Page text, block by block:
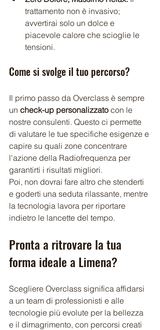
trattamento non è invasivo;
avvertirai solo un dolce e
piacevole calore che scioglie le
tensioni.
Come si svolge il tuo percorso?
Il primo passo da Overclass è sempre
un check-up personalizzato con le
nostre consulenti. Questo ci permette
di valutare le tue specifiche esigenze e
capire su quali zone concentrare
l'azione della Radiofrequenza per
garantirti i risultati migliori.
Poi, non dovrai fare altro che stenderti
e goderti una seduta rilassante, mentre
la tecnologia lavora per riportare
indietro le lancette del tempo.
Pronta a ritrovare la tua
forma ideale a Limena?
Scegliere Overclass significa affidarsi
a un team di professionisti e alle
tecnologie più evolute per la bellezza
e il dimagrimento, con percorsi creati